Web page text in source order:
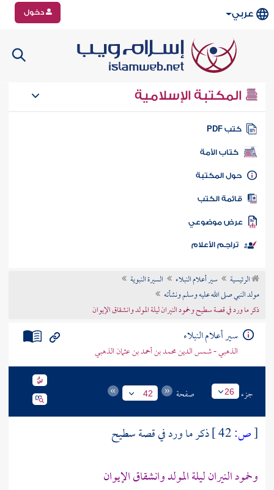
عربي دخول
المكتبة الإسلامية
كتب PDF
كتاب الأمة
المكتبة
الكتب
موضوعي
تراجم الأعلام
الرئيسية سير أعلام النبلاء
السيرة النبوية
مولد النبي صلى الله عليه وسلم ونشأته
ذكر ما ورد في قصة سطيح وخمود النيران ليلة المولد وانشقاق الإيوان
سير أعلام النبلاء
الذهبي - شمس الدين محمد بن أحمد بن عثمان الذهبي
جزء 26 صفحة 42
[ص: ذكر ما ورد في قصةسطيح
وخمود النيران ليلة المولد وانشقاق الإيوان